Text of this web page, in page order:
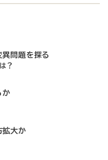
異問題を探る
？
か
拡大か